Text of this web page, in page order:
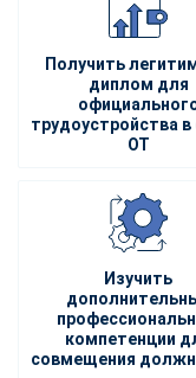
Получить
диплом для
трудоустройства
ОТ
Изучить
компетенции
совмещения